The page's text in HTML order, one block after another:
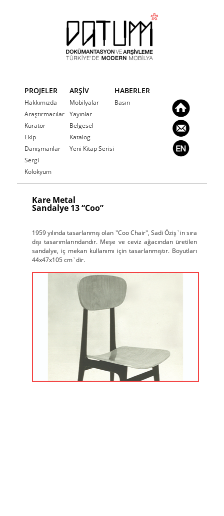
PROJELER
Hakkımızda
Araştırmacılar
Küratör
Ekip
Danışmanlar
Sergi
Kolokyum
ARŞİV
Mobilyalar
Yayınlar
Belgesel
Katalog
Yeni Kitap Serisi
HABERLER
Basın
Kare Metal
Sandalye 13 “Coo”
1959 yılında tasarlanmış olan "Coo Chair", Sadi Öziş`in sıra
dışı tasarımlarındandır. Meşe ve ceviz ağacından üretilen
sandalye, iç mekan kullanımı için tasarlanmıştır. Boyutları
44x47x105 cm`dir.